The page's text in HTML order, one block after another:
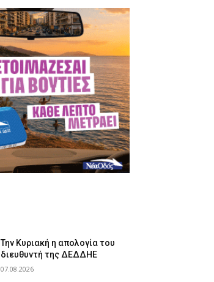
Την Κυριακή η απολογία του
διευθυντή της ΔΕΔΔΗΕ
07.08.2026